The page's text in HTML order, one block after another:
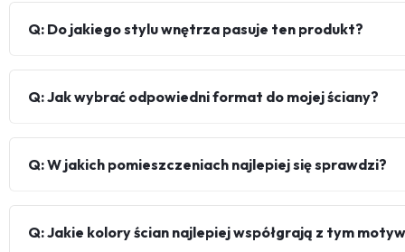
Q: Do jakiego stylu wnętrza pasuje ten produkt?
Q: Jak wybrać odpowiedni format do mojej ściany?
Q: W jakich pomieszczeniach najlepiej się sprawdzi?
Q: Jakie kolory ścian najlepiej współgrają z tym